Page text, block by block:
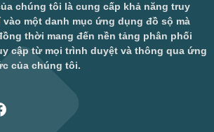
chúng tôi là cung cấp khả năng truy
vào một danh mục ứng dụng đồ sộ mà
thời mang đến nền tảng phân phối
cập từ mọi trình duyệt và thông qua ứng
của chúng tôi.